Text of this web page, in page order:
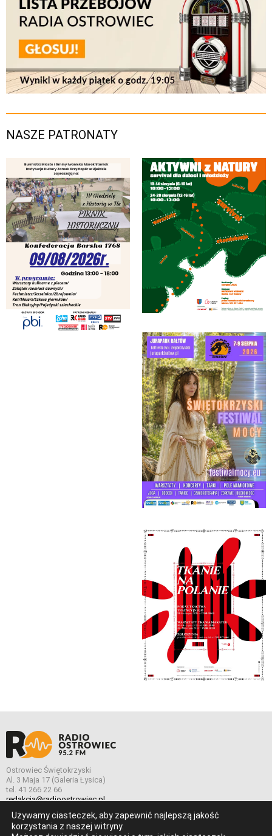
NASZE PATRONATY
Ostrowiec Świętokrzyski
Al. 3 Maja 17 (Galeria Łysica)
tel. 41 266 22 66
redakcja@radioostrowiec.pl
Używamy ciasteczek, aby zapewnić najlepszą jakość
korzystania z naszej witryny.